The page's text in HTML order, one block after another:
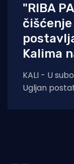
"RIBA
Kalima
KALI - U
Ugljan